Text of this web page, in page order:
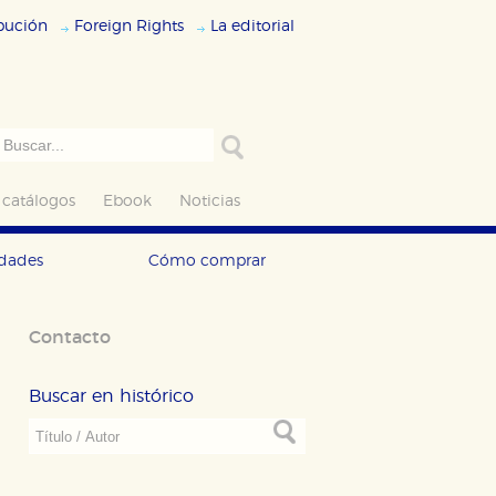
Foreign Rights La editorial
Ebook Noticias
Cómo comprar
Contacto
Buscar en histórico